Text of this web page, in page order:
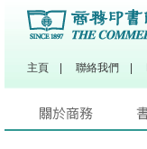
主頁 聯絡我們